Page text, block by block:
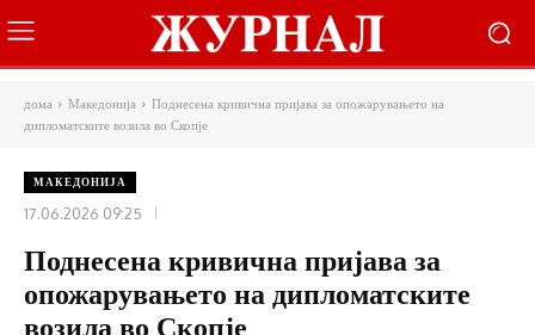
дома Македонија
Поднесена кривична пријава за опожарувањето на
дипломатските возила во Скопје
МАКЕДОНИЈА
17.06.2026 09:25
Поднесена кривична пријава за
опожарувањето на дипломатските
возила во Скопје